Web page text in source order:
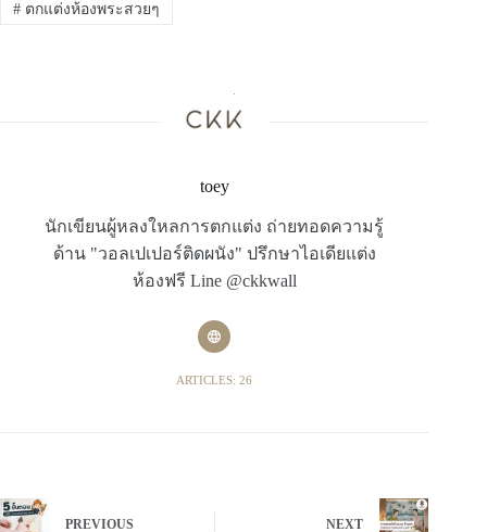
#ตกแต่งห้องพระสวยๆ
toey
นักเขียนผู้หลงใหลการตกแต่ง ถ่ายทอดความรู้
ด้าน "วอลเปเปอร์ติดผนัง" ปรึกษาไอเดียแต่ง
ห้องฟรี Line @ckkwall
ARTICLES: 26
PREVIOUS NEXT